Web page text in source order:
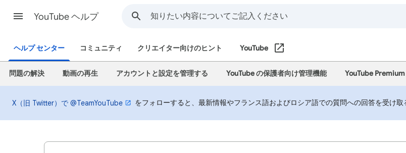
YouTube ヘルプ
ヘルプ センター コミュニティ クリエイター向けのヒント YouTube
問題の解決 動画の再生 アカウントと設定を管理する YouTube の保護者向け管理機能 YouTube Premium
X（旧 Twitter）で @TeamYouTube をフォローすると、最新情報やフランス語およびロシア語での質問への回答を受け